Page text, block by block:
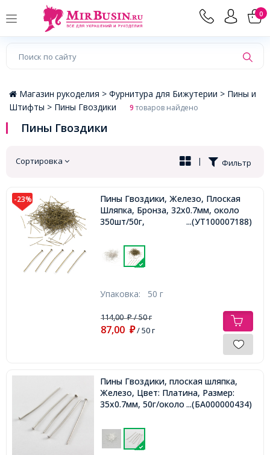
0
×
Магазин рукоделия > Фурнитура для Бижутерии > Пины и
Штифты > Пины Гвоздики 9товаров найдено
Пины Гвоздики
Сортировка Фильтр
|
-23%
Пины Гвоздики, Железо, Плоская
Шляпка, Бронза, 32х0.7мм, около
350шт/50г,
...(УТ100007188)
Упаковка: 50 г
114,00₽/ 50 г
87,00 ₽/ 50 г
Пины Гвоздики, плоская шляпка,
Железо, Цвет: Платина, Размер:
35х0.7мм, 50г/около 320шт,...(БА000000434)